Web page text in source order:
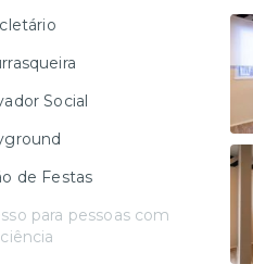
Social
de Festas
para pessoas com